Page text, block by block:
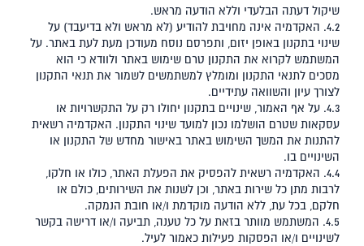
שיקול דעתה הבלעדי וללא הודעה מראש.
4.2. האקדמיה אינה מחויבת להודיע (לא מראש ולא בדיעבד) על
שינוי בתקנון באופן יזום, ותפרסם נוסח מעודכן מעת לעת באתר. על
המשתמש לקרוא את התקנון טרם שימוש באתר ולוודא כי הוא
מסכים לתנאי התקנון ומומלץ למשתמשים לשמור את תנאי התקנון
לצורך עיון והשוואה עתידיים.
4.3. על אף האמור, שינויים בתקנון יחולו רק על התקשרויות או
עסקאות שטרם הושלמו נכון למועד שינוי התקנון. האקדמיה רשאית
להתנות את המשך השימוש באתר באישור מחדש של התקנון או
השינויים בו.
4.4. האקדמיה רשאית להפסיק את הפעלת האתר, כולו או חלקו,
לרבות מתן כל שירות באתר, וכן לשנות את השירותים, כולם או
חלקם, בכל עת, ללא הודעה מוקדמת ו/או חובת הנמקה.
4.5. המשתמש מוותר בזאת על כל טענה, תביעה ו/או דרישה בקשר
לשינויים ו/או הפסקות פעילות כאמור לעיל.